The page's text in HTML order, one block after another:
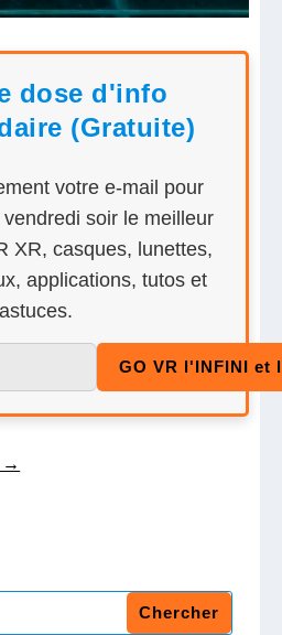
dose d'info
(Gratuite)
votre e-mail pour
soir le meilleur
XR, casques, lunettes,
applications, tutos et
astuces.
→